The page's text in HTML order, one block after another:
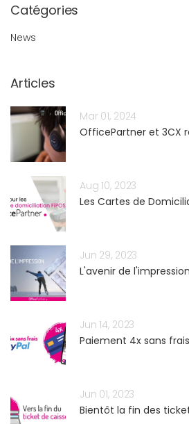
Catégories
News
Articles
Mar 01, 2024
OfficePartner et 3CX
Aug 10, 2023
Les Cartes de
Jun 29, 2023
L'avenir de
Jun 14, 2023
Paiement 4x sans
Jun 01, 2023
Bientôt la fin des